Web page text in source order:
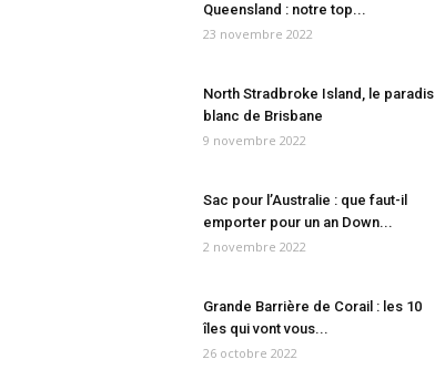
Queensland : notre top...
23 novembre 2022
North Stradbroke Island, le paradis
blanc de Brisbane
9 novembre 2022
Sac pour l’Australie : que faut-il
emporter pour un an Down...
2 novembre 2022
Grande Barrière de Corail : les 10
îles qui vont vous...
26 octobre 2022